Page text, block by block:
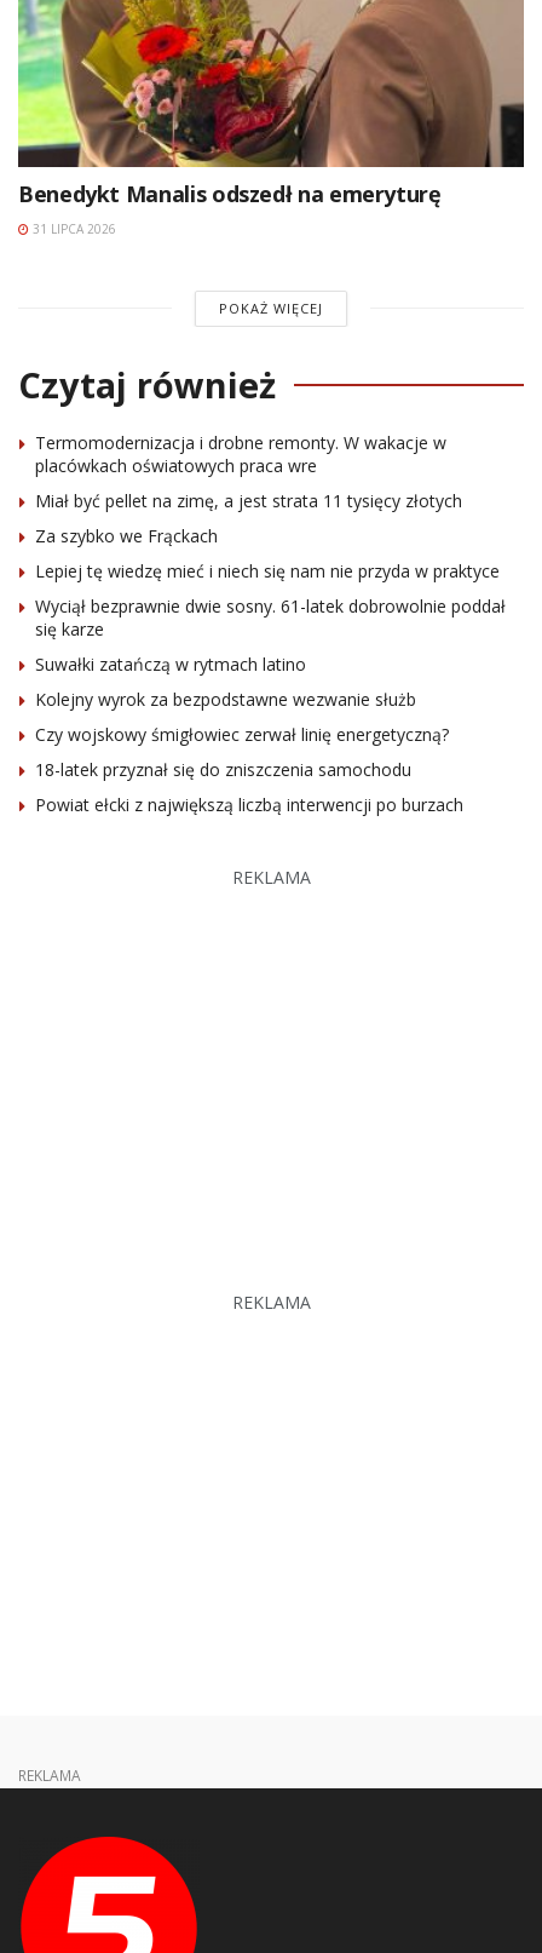
Benedykt Manalis odszedł na emeryturę
31 LIPCA 2026
POKAŻ WIĘCEJ
Czytaj również
Termomodernizacja i drobne remonty. W wakacje w
placówkach oświatowych praca wre
Miał być pellet na zimę, a jest strata 11 tysięcy złotych
Za szybko we Frąckach
Lepiej tę wiedzę mieć i niech się nam nie przyda w praktyce
Wyciął bezprawnie dwie sosny. 61-latek dobrowolnie poddał
się karze
Suwałki zatańczą w rytmach latino
Kolejny wyrok za bezpodstawne wezwanie służb
Czy wojskowy śmigłowiec zerwał linię energetyczną?
18-latek przyznał się do zniszczenia samochodu
Powiat ełcki z największą liczbą interwencji po burzach
REKLAMA
REKLAMA
REKLAMA